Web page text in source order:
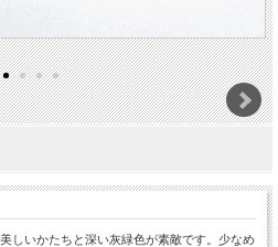
しいかたちと深い灰緑色が素敵です。少なめ